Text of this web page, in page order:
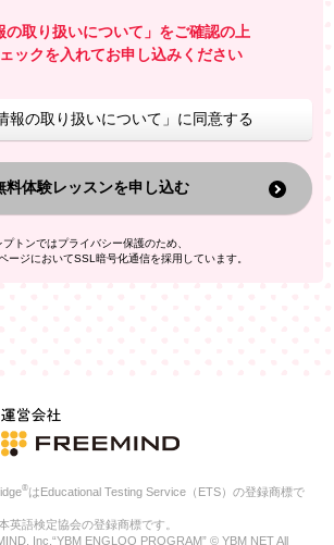
お答えするため
ンペーンや新商品（新サービス）、新規開講教
るため
告・宣伝・販売促進活動に役立てること
のために第三者へ提供すること
的を超えた個人情報の取扱いは行いません。ま
的で個人情報を利用することはありません。
特定されないデータに不可逆変換した上で第三
においてマッチングを行い、その結果に基づい
ある場合
合
体または財産の保護のために必要がある場合であ
または児童の健全な育成の推進のために特に必
の取り扱いについて」をご確認の上
ックを入れてお申し込みください
報の取り扱いについて」に同意する
料体験レッスンを申し込む
プトンではプライバシー保護のため、
ージにおいてSSL暗号化通信を採用しています。
®はEducational Testing Service（ETS）の登録商標で
英語検定協会の登録商標です。
Inc.“YBM ENGLOO PROGRAM” © YBM NET All